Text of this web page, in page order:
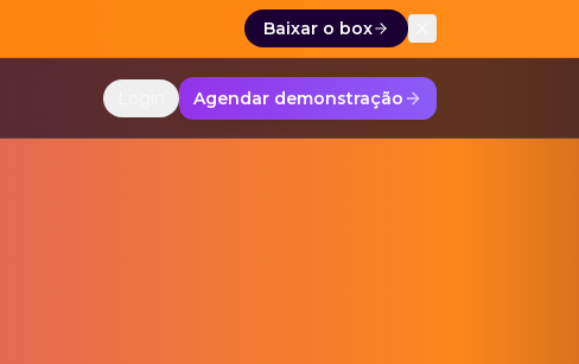
Baixar o box
regido pela Lei 11.788/2008 e oferece atração,
Agendar demonstração